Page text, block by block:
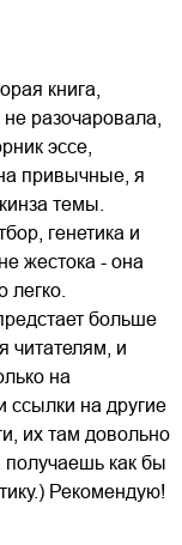
книга,
разочаровала,
эссе,
привычные, я
темы.
генетика и
жестока - она
легко.
больше
читателям, и
на
на другие
их там довольно
получаешь как бы
Рекомендую!